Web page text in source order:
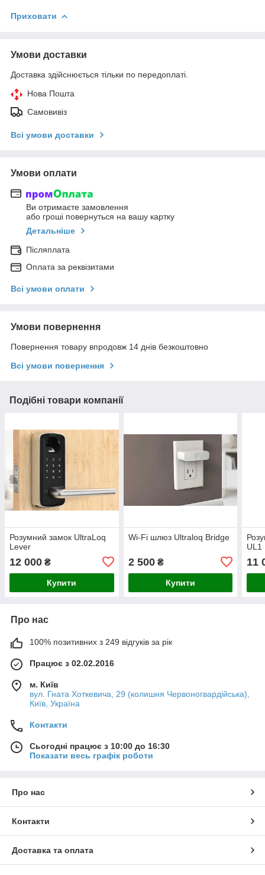
Приховати
Умови доставки
Доставка здійснюється тільки по передоплаті.
Нова Пошта
Самовивіз
Всі умови доставки
Умови оплати
Ви отримаєте замовлення
або гроші повернуться на вашу картку
Детальніше
Післяплата
Оплата за реквізитами
Всі умови оплати
Умови повернення
Повернення товару впродовж 14 днів безкоштовно
Всі умови повернення
Подібні товари компанії
Розумний замок UltraLoq
Lever
12 000 ₴
Купити
Wi-Fi шлюз Ultraloq Bridge
2 500₴
Купити
UL1
11
Про нас
100% позитивних з 249 відгуків за рік
Працює з 02.02.2016
м. Київ
вул. Гната Хоткевича, 29 (колишня Червоногвардійська),
Київ, Україна
Контакти
Сьогодні працює з 10:00 до 16:30
Показати весь графік роботи
Про нас
Контакти
Доставка та оплата